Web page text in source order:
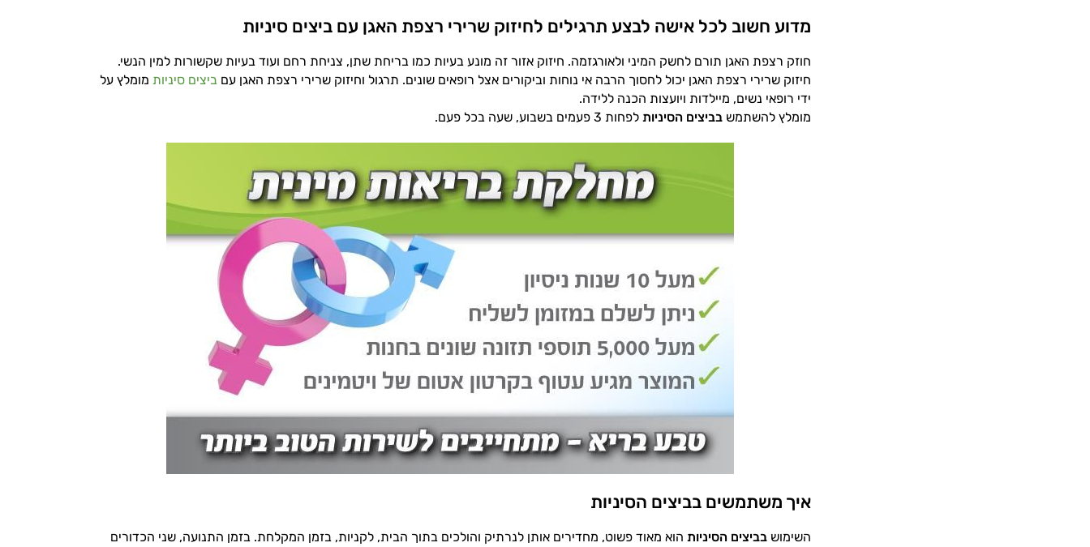
מדוע חשוב לכל אישה לבצע תרגילים לחיזוק שרירי רצפת האגן עם ביצים סיניות
חוזק רצפת האגן תורם לחשק המיני ולאורגזמה. חיזוק אזור זה מונע בעיות כמו בריחת שתן, צניחת רחם ועוד בעיות שקשורות למין הנשי.
חיזוק שרירי רצפת האגן יכול לחסוך הרבה אי נוחות וביקורים אצל רופאים שונים. תרגול וחיזוק שרירי רצפת האגן עם ביצים סיניות מומלץ על
ידי רופאי נשים, מיילדות ויועצות הכנה ללידה.
מומלץ להשתמש בביצים הסיניות לפחות 3 פעמים בשבוע, שעה בכל פעם.
איך משתמשים בביצים הסיניות
השימוש בביצים הסיניות הוא מאוד פשוט, מחדירים אותן לנרתיק והולכים בתוך הבית, לקניות, בזמן המקלחת. בזמן התנועה, שני הכדורים